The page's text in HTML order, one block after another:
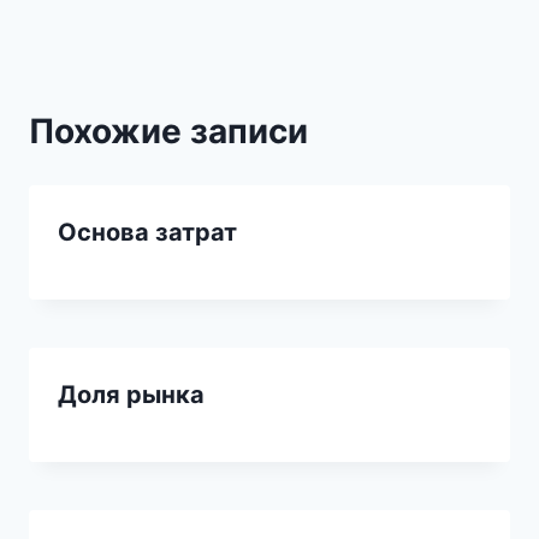
Похожие записи
Основа затрат
Доля рынка